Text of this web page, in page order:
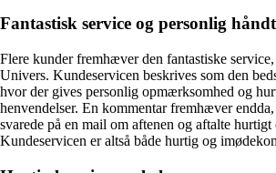
Fantastisk service og personlig
Flere kunder fremhæver den fantastiske
Univers. Kundeservicen beskrives som den
hvor der gives personlig opmærksomhed og
henvendelser. En kommentar fremhæver
svarede på en mail om aftenen og aftalte hurtigt
Kundeservicen er altså både hurtig og